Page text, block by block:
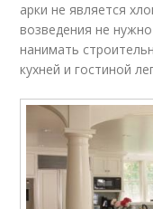
арки не является
возведения не
нанимать
кухней и гостиной